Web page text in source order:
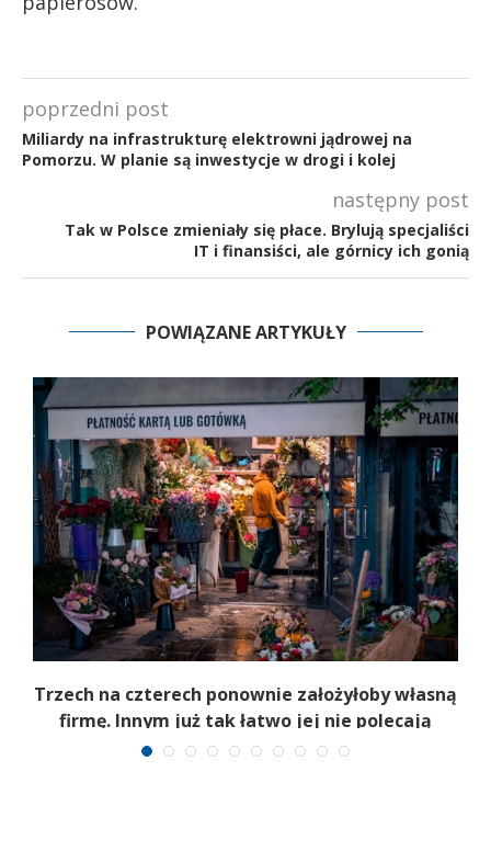
poprzedni post
Miliardy na infrastrukturę elektrowni jądrowej na
Pomorzu. W planie są inwestycje w drogi i kolej
następny post
Tak w Polsce zmieniały się płace. Brylują specjaliści
IT i finansiści, ale górnicy ich gonią
POWIĄZANE ARTYKUŁY
Trzech na czterech ponownie założyłoby własną
firmę. Innym już tak łatwo jej nie polecają